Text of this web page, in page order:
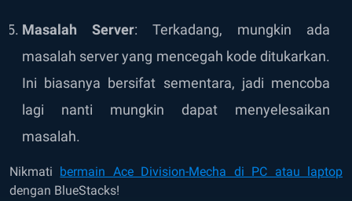
Masalah Server: Terkadang, mungkin ada
masalah server yang mencegah kode ditukarkan.
Ini biasanya bersifat sementara, jadi mencoba
lagi nanti mungkin dapat menyelesaikan
masalah.
Nikmati bermain Ace Division-Mecha di PC atau laptop
dengan BlueStacks!